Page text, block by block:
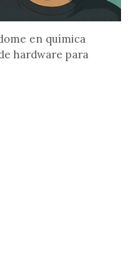
en química
hardware para